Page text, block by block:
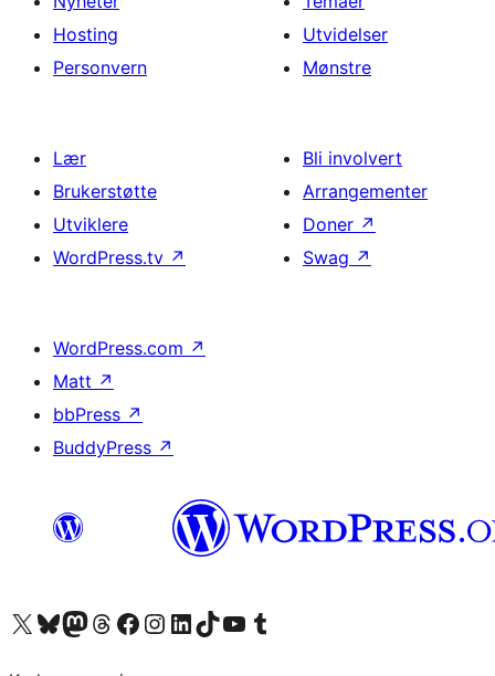
Hosting
Personvern
Utvidelser
Mønstre
Lær
Brukerstøtte
Utviklere
WordPress.tv ↗
Bli involvert
Arrangementer
Doner ↗
Swag ↗
WordPress.com ↗
Matt ↗
bbPress ↗
BuddyPress ↗
Besøk vår konto på X Visit our Bluesky account
Besøk vår Mastodon-konto
Visit our Threads account
Besøk vår Facebook-sideBesøk vår Instagram-konto
Besøk vår LinkedIn-konto
Visit our TikTok account
Visit our YouTube channel
Visit our Tumblr account